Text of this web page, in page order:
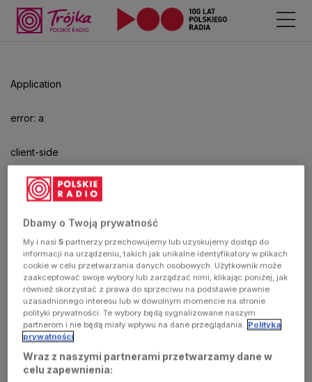
Application
error: a
client-side
exception
has
occurred
(see the
browser
console for
aby
odtwarzać.
Dbamy o Twoją prywatność
My i nasi5 partnerzy przechowujemy lub uzyskujemy dostęp do
informacji na urządzeniu, takich jak unikalne identyfikatory w plikach
cookie w celu przetwarzania danych osobowych. Użytkownik może
zaakceptować swoje wybory lub zarządzać nimi, klikając poniżej, jak
również skorzystać z prawa do sprzeciwu na podstawie prawnie
uzasadnionego interesu lub w dowolnym momencie na stronie
polityki prywatności. Te wybory będą sygnalizowane naszym
partnerom i nie będą miały wpływu na dane przeglądania. Polityka
prywatności
Wraz z naszymi partnerami przetwarzamy dane w
celu zapewnienia: